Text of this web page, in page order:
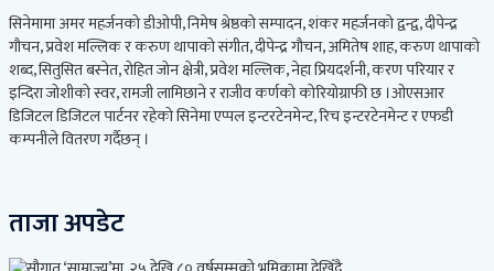
सिनेमामा अमर महर्जनको डीओपी, निमेष श्रेष्ठको सम्पादन, शंकर महर्जनको द्वन्द्व, दीपेन्द्र
गौचन, प्रवेश मल्लिक र करुण थापाको संगीत, दीपेन्द्र गौचन, अमितेष शाह, करुण थापाको
शब्द, सितुसित बस्नेत, रोहित जोन क्षेत्री, प्रवेश मल्लिक, नेहा प्रियदर्शनी, करण परियार र
इन्दिरा जोशीको स्वर, रामजी लामिछाने र राजीव कर्णको कोरियोग्राफी छ ।ओएसआर
डिजिटल डिजिटल पार्टनर रहेको सिनेमा एप्पल इन्टरटेनमेन्ट, रिच इन्टरटेनमेन्ट र एफडी
कम्पनीले वितरण गर्दैछन् ।
ताजा अपडेट